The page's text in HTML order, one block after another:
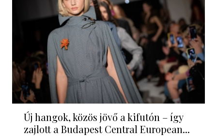
Új hangok, közös jövő a kifutón – így
zajlott a Budapest Central European...